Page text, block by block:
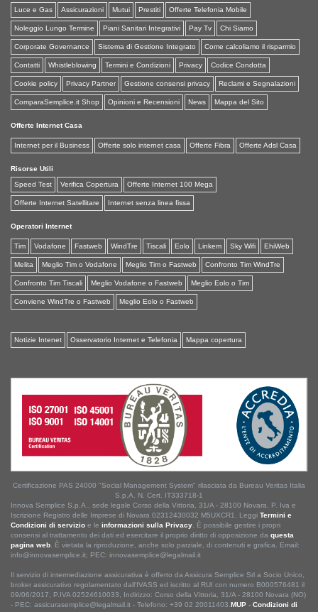
Luce e Gas Assicurazioni Mutui Prestiti Offerte Telefonia Mobile
Noleggio Lungo Termine Piani Sanitari Integrativi Pay Tv Chi Siamo
Corporate Governance Sistema di Gestione Integrato Come calcoliamo il risparmio
Contatti Whistleblowing Termini e Condizioni Privacy Codice Condotta
Cookie policy Privacy Partner Gestione consensi privacy Reclami e Segnalazioni
ComparaSemplice.it Shop Opinioni e Recensioni News Mappa del Sito
Offerte Internet Casa
Internet per il Business Offerte solo internet casa Offerte Fibra Offerte Adsl Casa
Risorse Utili
Speed Test
Verifica Copertura Offerte Internet 100 Mega
Offerte Internet Satellitare Internet senza linea fissa
Operatori Internet
Tim Vodafone Fastweb WindTre Tiscali Eolo Linkem Sky Wifi EhiWeb
Melita Meglio Tim o Vodafone Meglio Tim o Fastweb Confronto Tim WindTre
Confronto Tim Tiscali Meglio Vodafone o Fastweb Meglio Eolo o Tim
Conviene WindTre o Fastweb Meglio Eolo o Fastweb
Notizie Intenet Osservatorio Internet e Telefonia Mappa copertura
Certificazione PAS 24000 "Social Management System" rilasciata da Bureau Veritas Italia
S.p.A. N. Cert. IT333718-1
Innova Semplice S.p.A., sede legale Corso della Vittoria, 31/A - 28100 Novara. P. Iva e
Iscrizione Registro delle Imprese di Novara 02312430032 M5UXCR1. Leggi Termini e
Condizioni di servizio e le informazioni sulla Privacy. È possibile gestire i propri
consensi al trattamento dei dati ed esercitare il proprio diritto di opposizione da questa
pagina web. È vietata la riproduzione, anche solo parziale, di contenuti e grafica. Email:
info@innovasemplice.it; PEC: innovasemplice@legalmail.it
Il servizio di intermediazione assicurativa è offerto da Assicura Semplice Srl a Socio Unico,
broker assicurativo regolamentato dall'IVASS ed iscritto al RUI con numero B000576481 il
09/06/2017, P.IVA 02524610033, Indirizzo: Corso della Vittoria, 31/A - 28100 Novara (NO)
- PEC: assicurasemplice@legalmail.it - Telefono: +39 02 20011403.MUP - Condizioni di